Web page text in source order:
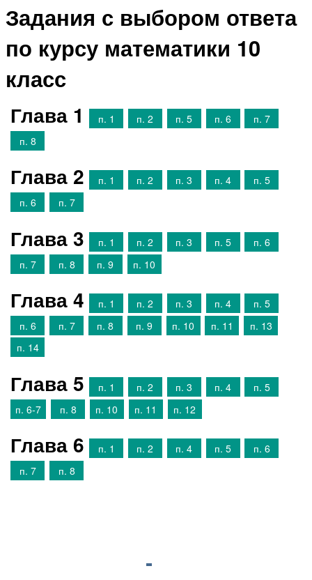
Задания с выбором ответа
по курсу математики 10
класс
Глава 1 п. 1 п. 2 п. 5 п. 6
п. 7
п. 8
Глава 2 п. 1 п. 2 п. 3 п. 4
п. 5
п. 6
п. 7
Глава 3 п. 1 п. 2 п. 3 п. 5
п. 6
п. 7
п. 8 п. 9 п. 10
Глава 4 п. 1 п. 2 п. 3 п. 4
п. 5
п. 6
п. 7 п. 8 п. 9 п. 10 п. 11
п. 13
п. 14
Глава 5 п. 1 п. 2 п. 3 п. 4
п. 5
п. 6-7
п. 8 п. 10 п. 11 п. 12
Глава 6 п. 1 п. 2 п. 4 п. 5
п. 6
п. 7
п. 8